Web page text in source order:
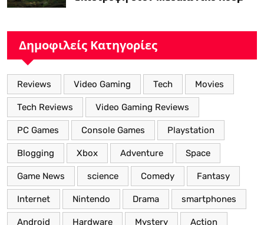
Δημοφιλείς Κατηγορίες
Reviews Video Gaming Tech Movies
Tech Reviews Video Gaming Reviews
PC Games Console Games Playstation
Blogging Xbox Adventure Space
Game News science Comedy Fantasy
Internet Nintendo Drama smartphones
Android Hardware Mystery Action